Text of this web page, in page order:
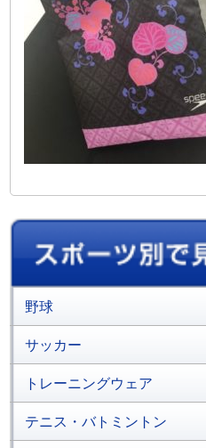
野球
サッカー
トレーニングウェア
テニス・バトミントン